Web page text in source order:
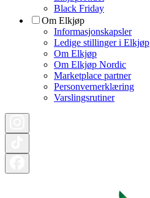
Black Friday
Om Elkjøp
Informasjonskapsler
Ledige stillinger i Elkjøp
Om Elkjøp
Om Elkjøp Nordic
Marketplace partner
Personvernerklæring
Varslingsrutiner